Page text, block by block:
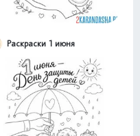
Раскраски 1 июня